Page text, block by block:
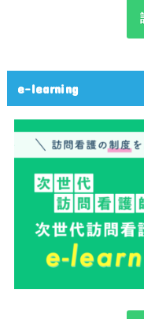
e-learning